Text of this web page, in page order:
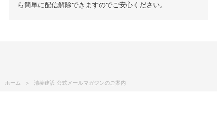
ら簡単に配信解除できますのでご安心ください。
ホーム 清菱建設 公式メールマガジンのご案内